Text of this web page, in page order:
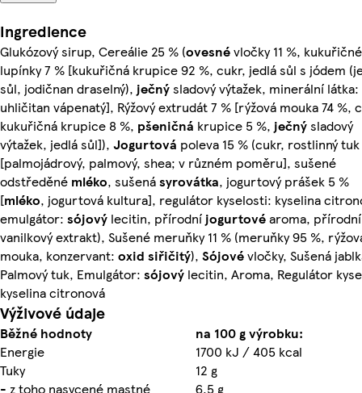
Ingredience
Glukózový sirup, Cereálie 25 % (ovesnévločky 11 %, kukuřičné
lupínky 7 % [kukuřičná krupice 92 %, cukr, jedlá sůl s jódem
sůl, jodičnan draselný), ječnýsladový výtažek, minerální látka:
uhličitan vápenatý], Rýžový extrudát 7 % [rýžová mouka 74 %,
kukuřičná krupice 8 %, pšeničná krupice 5 %, ječnýsladový
výtažek, jedlá sůl]), Jogurtová poleva 15 % (cukr, rostlinný tuk
[palmojádrový, palmový, shea; v různém poměru], sušené
odstředěné mléko, sušenásyrovátka, jogurtový prášek 5 %
[mléko, jogurtová kultura], regulátor kyselosti: kyselina
emulgátor: sójový lecitin, přírodní jogurtovéaroma, přírodní
vanilkový extrakt), Sušené meruňky 11 % (meruňky 95 %,
mouka, konzervant: oxid siřičitý), Sójovévločky, Sušená
Palmový tuk, Emulgátor: sójový lecitin, Aroma, Regulátor
kyselina citronová
Výživové údaje
Běžné hodnoty
na 100 g výrobku:
Energie
1700 kJ / 405 kcal
Tuky
12 g
- z toho nasycené mastné
6,5 g